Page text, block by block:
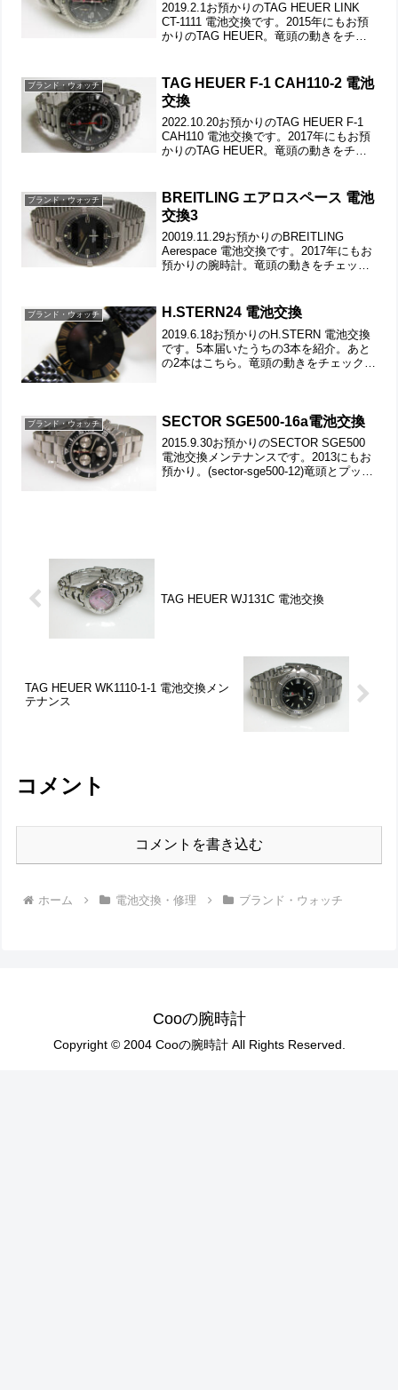
2019.2.1お預かりのTAG HEUER LINK
CT-1111 電池交換です。2015年にもお預
かりのTAG HEUER。竜頭の動きをチェ
ックで裏蓋記載。裏蓋の...
ブランド・ウォッチ
TAG HEUER F-1 CAH110-2 電池
交換
2022.10.20お預かりのTAG HEUER F-1
CAH110 電池交換です。2017年にもお預
かりのTAG HEUER。竜頭の動きをチェ
クします。裏蓋はスクリ...
ブランド・ウォッチ
BREITLING エアロスペース 電池
交換3
20019.11.29お預かりのBREITLING
Aerespace 電池交換です。2017年にもお
預かりの腕時計。竜頭の動きをチェック
れがムーブメントで。ムーブメン...
ブランド・ウォッチ H.STERN24 電池交換
2019.6.18お預かりのH.STERN 電池交換
です。5本届いたうちの3本を紹介。あと
の2本はこちら。竜頭の動きをチェックし
り...
ブランド・ウォッチ SECTOR SGE500-16a電池交換
2015.9.30お預かりのSECTOR SGE500
電池交換メンテナンスです。2013にもお
預かり。(sector-sge500-12)竜頭とプッシ
TAG HEUER WJ131C 電池交換
TAG HEUER WK1110-1-1 電池交換メン
テナンス
コメント
コメントを書き込む
ホーム 電池交換・修理 ブランド・ウォッチ
Cooの腕時計
Copyright © 2004 Cooの腕時計 All Rights Reserved.